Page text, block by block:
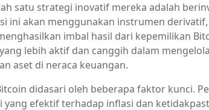
satu strategi inovatif mereka adalah
ini akan menggunakan instrumen
imbal hasil dari kepemilikan
lebih aktif dan canggih dalam
aset di neraca keuangan.
didasari oleh beberapa faktor kunci.
yang efektif terhadap inflasi dan